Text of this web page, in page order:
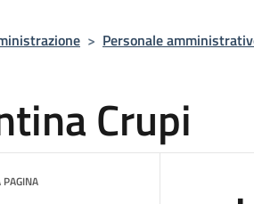
> Personale
Crupi